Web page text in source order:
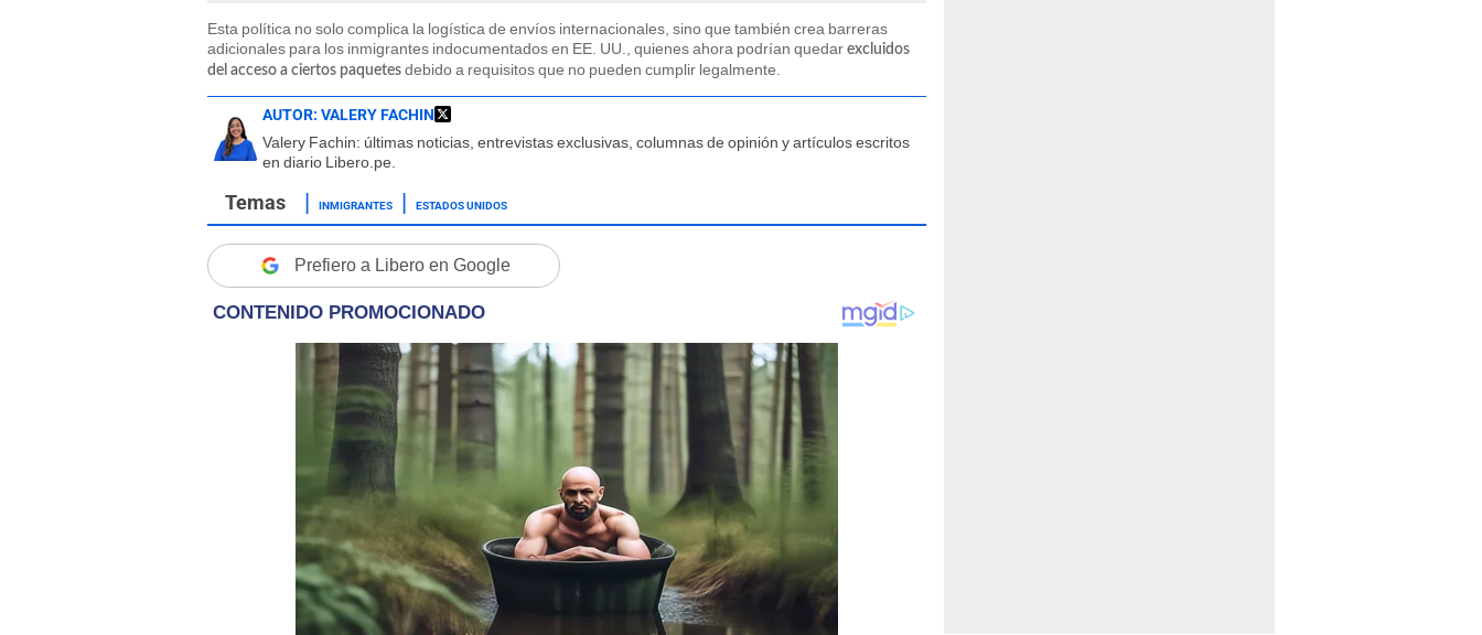
Esta política no solo complica la logística de envíos internacionales, sino que también crea barreras
adicionales para los inmigrantes indocumentados en EE. UU., quienes ahora podrían quedar excluidos
del acceso a ciertos paquetes debido a requisitos que no pueden cumplir legalmente.
AUTOR: VALERY FACHIN
Valery Fachin: últimas noticias, entrevistas exclusivas, columnas de opinión y artículos escritos
en diario Libero.pe.
INMIGRANTES ESTADOS UNIDOS
Prefiero a Libero en Google